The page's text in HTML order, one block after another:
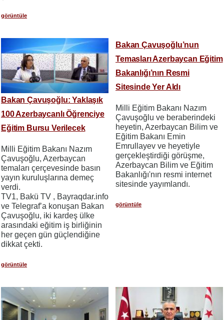
görüntüle
Bakan Çavuşoğlu: Yaklaşık
100 Azerbaycanlı Öğrenciye
Eğitim Bursu Verilecek
Milli Eğitim Bakanı Nazım
Çavuşoğlu, Azerbaycan
temaları çerçevesinde basın
yayın kuruluşlarına demeç
verdi.
TV1, Bakü TV , Bayraqdar.info
ve Telegraf’a konuşan Bakan
Çavuşoğlu, iki kardeş ülke
arasındaki eğitim iş birliğinin
her geçen gün güçlendiğine
dikkat çekti.
görüntüle
Bakan Çavuşoğlu’nun
Temasları Azerbaycan Eğitim
Bakanlığı’nın Resmi
Sitesinde Yer Aldı
Milli Eğitim Bakanı Nazım
Çavuşoğlu ve beraberindeki
heyetin, Azerbaycan Bilim ve
Eğitim Bakanı Emin
Emrullayev ve heyetiyle
gerçekleştirdiği görüşme,
Azerbaycan Bilim ve Eğitim
Bakanlığı'nın resmi internet
sitesinde yayımlandı.
görüntüle